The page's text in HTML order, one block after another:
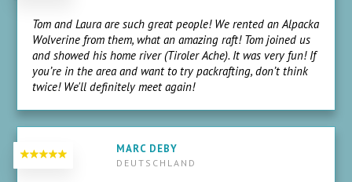
MARC DEBY
DEUTSCHLAND
Tom and Laura are such great people! We rented an Alpacka
Wolverine from them, what an amazing raft! Tom joined us
and showed his home river (Tiroler Ache). It was very fun! If
you’re in the area and want to try packrafting, don’t think
twice! We'll definitely meet again!